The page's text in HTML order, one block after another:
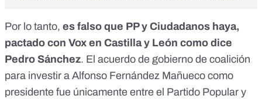
Por lo tanto, es falso que PP y Ciudadanos haya,
pactado con Vox en Castilla y León como dice
Pedro Sánchez. El acuerdo de gobierno de coalición
para investir a Alfonso Fernández Mañueco como
presidente fue únicamente entre el Partido Popular y